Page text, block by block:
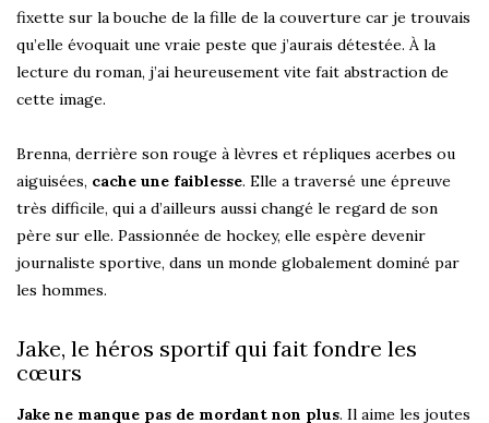
fixette sur la bouche de la fille de la couverture car je trouvais
qu’elle évoquait une vraie peste que j’aurais détestée. À la
lecture du roman, j’ai heureusement vite fait abstraction de
cette image.
Brenna, derrière son rouge à lèvres et répliques acerbes ou
aiguisées, cache une faiblesse. Elle a traversé une épreuve
très difficile, qui a d’ailleurs aussi changé le regard de son
père sur elle. Passionnée de hockey, elle espère devenir
journaliste sportive, dans un monde globalement dominé par
les hommes.
Jake, le héros sportif qui fait fondre les
cœurs
Jake ne manque pas de mordant non plus. Il aime les joutes